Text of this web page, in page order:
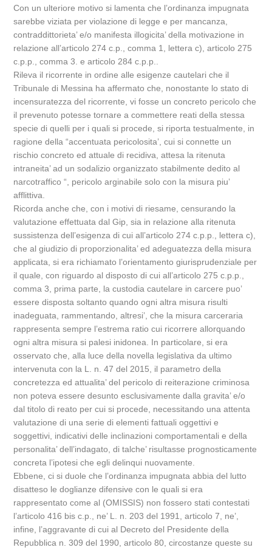
Con un ulteriore motivo si lamenta che l’ordinanza impugnata
sarebbe viziata per violazione di legge e per mancanza,
contraddittorieta’ e/o manifesta illogicita’ della motivazione in
relazione all’articolo 274 c.p., comma 1, lettera c), articolo 275
c.p.p., comma 3. e articolo 284 c.p.p..
Rileva il ricorrente in ordine alle esigenze cautelari che il
Tribunale di Messina ha affermato che, nonostante lo stato di
incensuratezza del ricorrente, vi fosse un concreto pericolo che
il prevenuto potesse tornare a commettere reati della stessa
specie di quelli per i quali si procede, si riporta testualmente, in
ragione della “accentuata pericolosita’, cui si connette un
rischio concreto ed attuale di recidiva, attesa la ritenuta
intraneita’ ad un sodalizio organizzato stabilmente dedito al
narcotraffico “, pericolo arginabile solo con la misura piu’
afflittiva.
Ricorda anche che, con i motivi di riesame, censurando la
valutazione effettuata dal Gip, sia in relazione alla ritenuta
sussistenza dell’esigenza di cui all’articolo 274 c.p.p., lettera c),
che al giudizio di proporzionalita’ ed adeguatezza della misura
applicata, si era richiamato l’orientamento giurisprudenziale per
il quale, con riguardo al disposto di cui all’articolo 275 c.p.p.,
comma 3, prima parte, la custodia cautelare in carcere puo’
essere disposta soltanto quando ogni altra misura risulti
inadeguata, rammentando, altresi’, che la misura carceraria
rappresenta sempre l’estrema ratio cui ricorrere allorquando
ogni altra misura si palesi inidonea. In particolare, si era
osservato che, alla luce della novella legislativa da ultimo
intervenuta con la L. n. 47 del 2015, il parametro della
concretezza ed attualita’ del pericolo di reiterazione criminosa
non poteva essere desunto esclusivamente dalla gravita’ e/o
dal titolo di reato per cui si procede, necessitando una attenta
valutazione di una serie di elementi fattuali oggettivi e
soggettivi, indicativi delle inclinazioni comportamentali e della
personalita’ dell’indagato, di talche’ risultasse prognosticamente
concreta l’ipotesi che egli delinqui nuovamente.
Ebbene, ci si duole che l’ordinanza impugnata abbia del lutto
disatteso le doglianze difensive con le quali si era
rappresentato come al (OMISSIS) non fossero stati contestati
l’articolo 416 bis c.p., ne’ L. n. 203 del 1991, articolo 7, ne’,
infine, l’aggravante di cui al Decreto del Presidente della
Repubblica n. 309 del 1990, articolo 80, circostanze queste su